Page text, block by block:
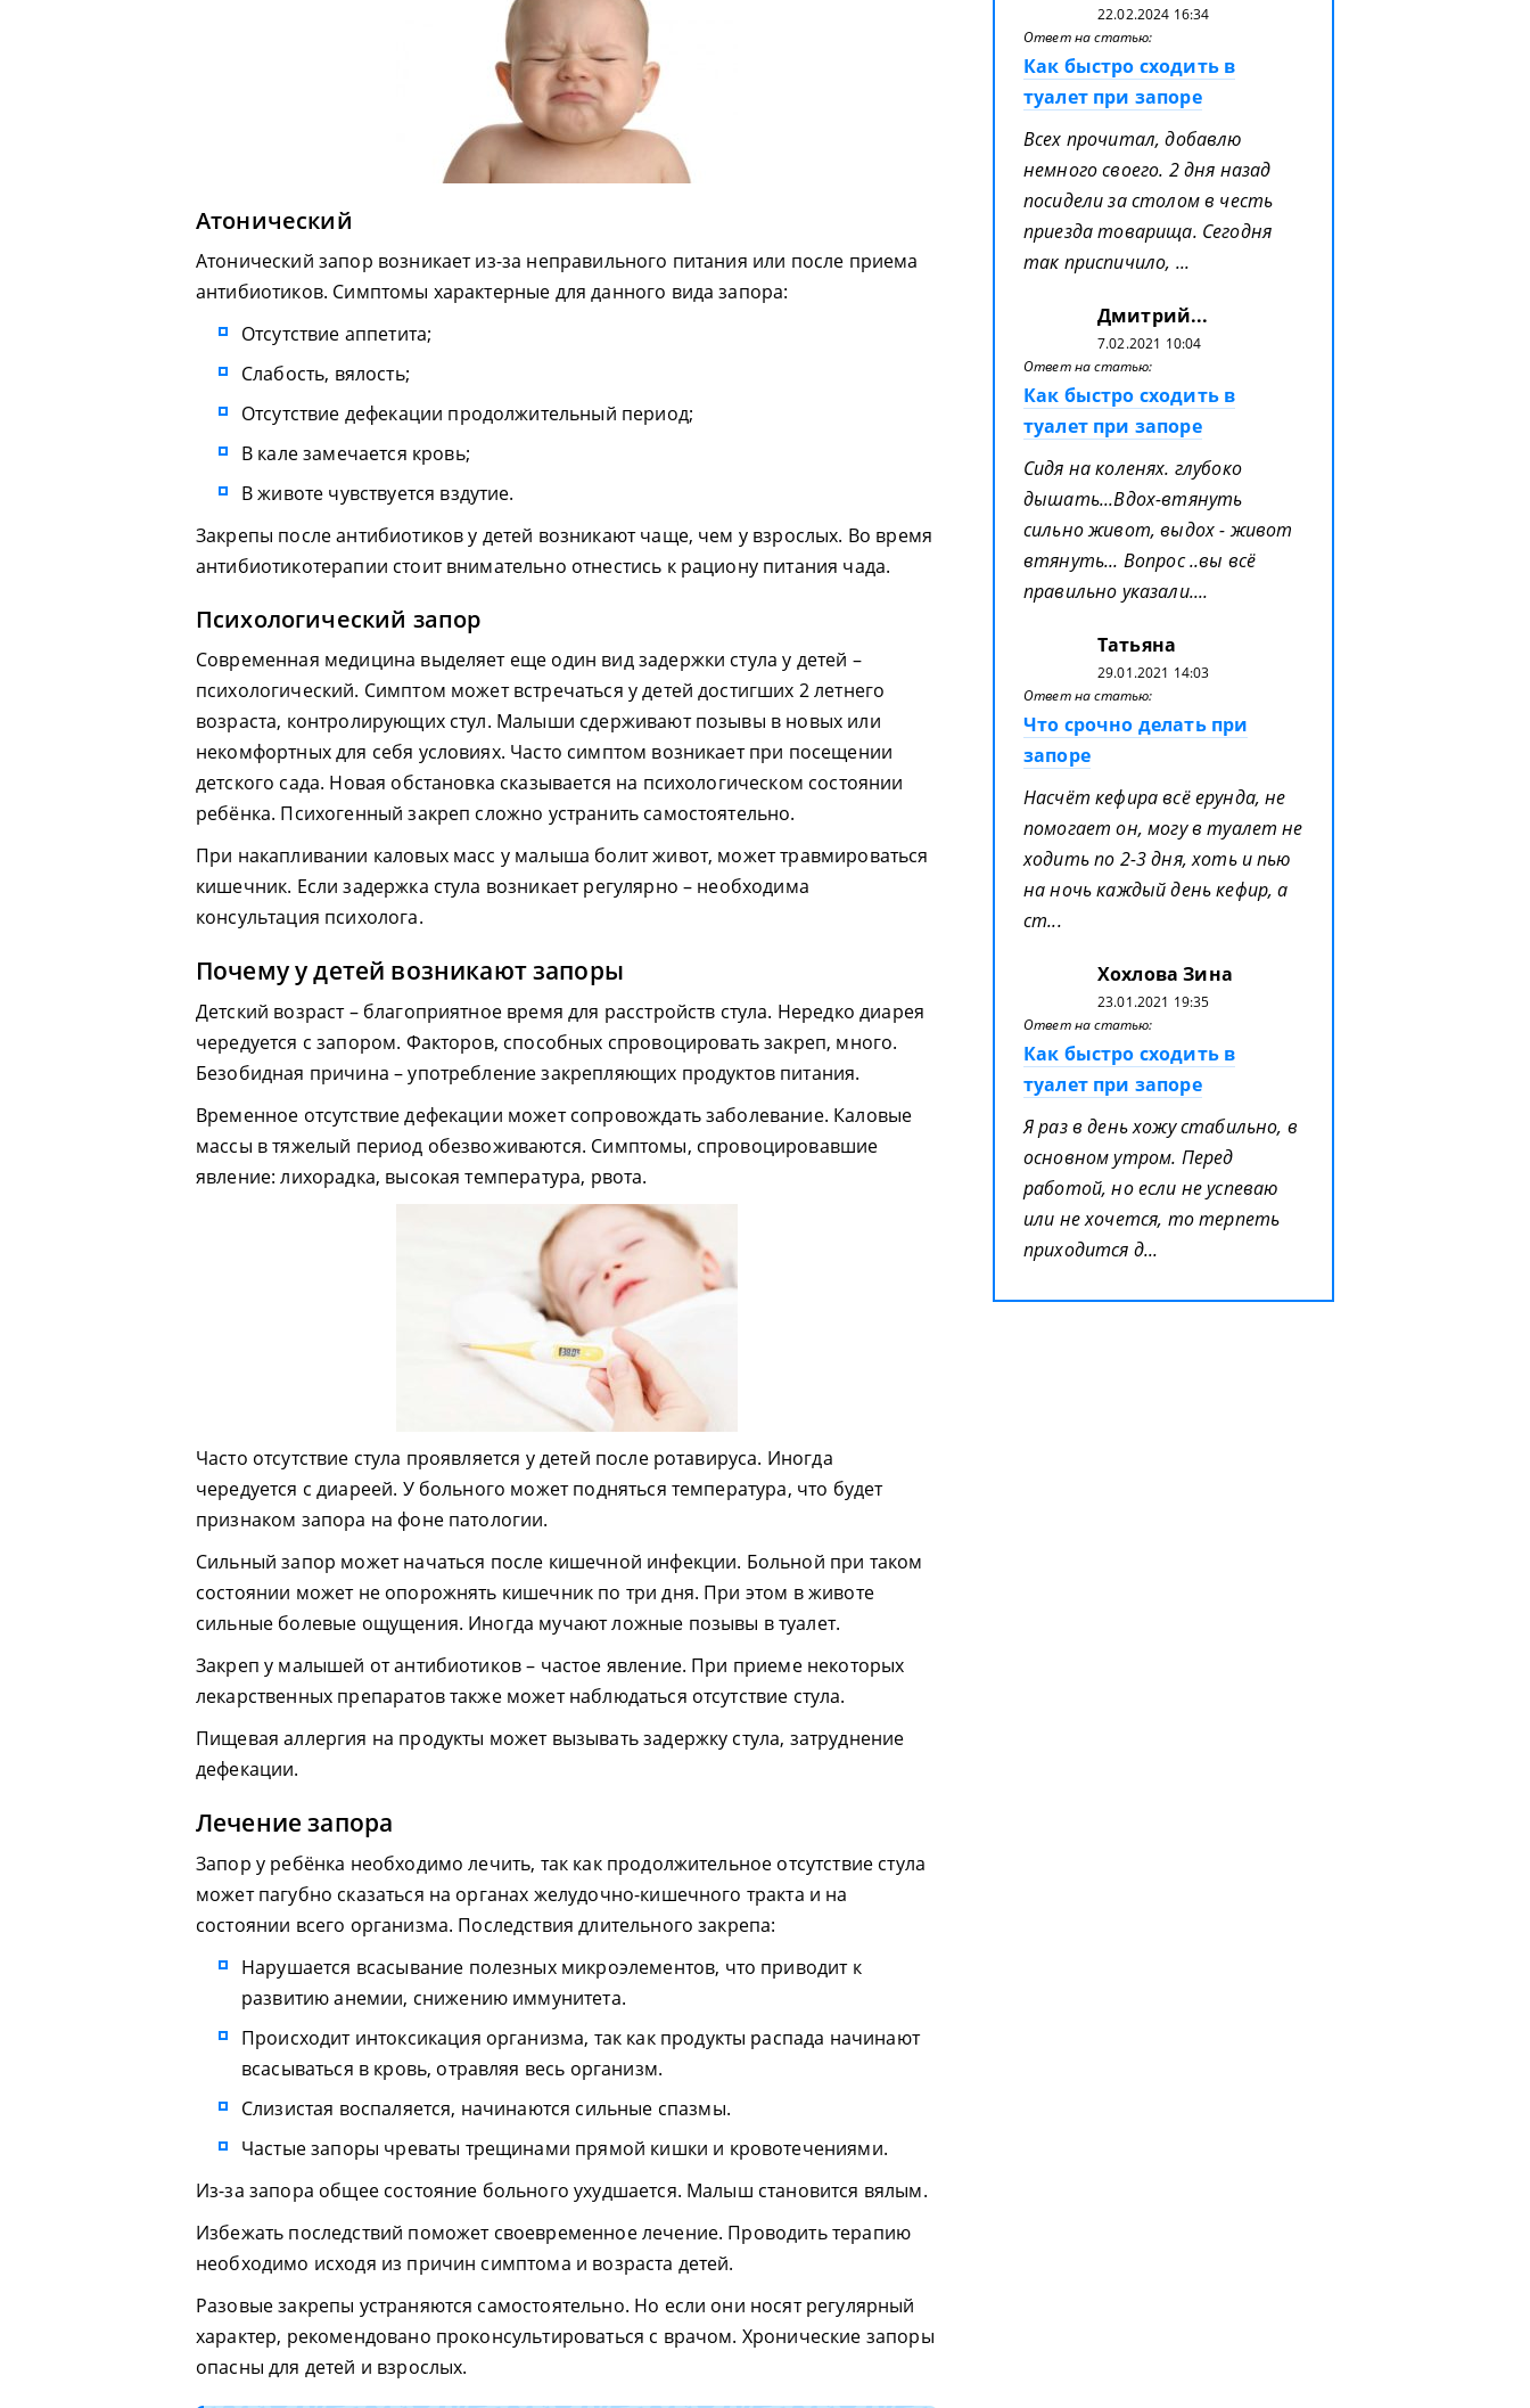
Атонический
Атонический запор возникает из-за неправильного питания или после приема
антибиотиков. Симптомы характерные для данного вида запора:
Отсутствие аппетита;
Слабость, вялость;
Отсутствие дефекации продолжительный период;
В кале замечается кровь;
В животе чувствуется вздутие.
Закрепы после антибиотиков у детей возникают чаще, чем у взрослых. Во время
антибиотикотерапии стоит внимательно отнестись к рациону питания чада.
Психологический запор
Современная медицина выделяет еще один вид задержки стула у детей –
психологический. Симптом может встречаться у детей достигших 2 летнего
возраста, контролирующих стул. Малыши сдерживают позывы в новых или
некомфортных для себя условиях. Часто симптом возникает при посещении
детского сада. Новая обстановка сказывается на психологическом состоянии
ребёнка. Психогенный закреп сложно устранить самостоятельно.
При накапливании каловых масс у малыша болит живот, может травмироваться
кишечник. Если задержка стула возникает регулярно – необходима
консультация психолога.
Почему у детей возникают запоры
Детский возраст – благоприятное время для расстройств стула. Нередко диарея
чередуется с запором. Факторов, способных спровоцировать закреп, много.
Безобидная причина – употребление закрепляющих продуктов питания.
Временное отсутствие дефекации может сопровождать заболевание. Каловые
массы в тяжелый период обезвоживаются. Симптомы, спровоцировавшие
явление: лихорадка, высокая температура, рвота.
Часто отсутствие стула проявляется у детей после ротавируса. Иногда
чередуется с диареей. У больного может подняться температура, что будет
признаком запора на фоне патологии.
Сильный запор может начаться после кишечной инфекции. Больной при таком
состоянии может не опорожнять кишечник по три дня. При этом в животе
сильные болевые ощущения. Иногда мучают ложные позывы в туалет.
Закреп у малышей от антибиотиков – частое явление. При приеме некоторых
лекарственных препаратов также может наблюдаться отсутствие стула.
Пищевая аллергия на продукты может вызывать задержку стула, затруднение
дефекации.
Лечение запора
Запор у ребёнка необходимо лечить, так как продолжительное отсутствие стула
может пагубно сказаться на органах желудочно-кишечного тракта и на
состоянии всего организма. Последствия длительного закрепа:
Нарушается всасывание полезных микроэлементов, что приводит к
развитию анемии, снижению иммунитета.
Происходит интоксикация организма, так как продукты распада начинают
всасываться в кровь, отравляя весь организм.
Слизистая воспаляется, начинаются сильные спазмы.
Частые запоры чреваты трещинами прямой кишки и кровотечениями.
Из-за запора общее состояние больного ухудшается. Малыш становится вялым.
Избежать последствий поможет своевременное лечение. Проводить терапию
необходимо исходя из причин симптома и возраста детей.
Разовые закрепы устраняются самостоятельно. Но если они носят регулярный
характер, рекомендовано проконсультироваться с врачом. Хронические запоры
опасны для детей и взрослых.
22.02.2024 16:34
Ответ на статью:
Как быстро сходить в
туалет при запоре
Всех прочитал, добавлю
немного своего. 2 дня назад
посидели за столом в честь
приезда товарища. Сегодня
так приспичило, ...
Дмитрий...
7.02.2021 10:04
Ответ на статью:
Как быстро сходить в
туалет при запоре
Сидя на коленях. глубоко
дышать...Вдох-втянуть
сильно живот, выдох - живот
втянуть... Вопрос ..вы всё
правильно указали....
Татьяна
29.01.2021 14:03
Ответ на статью:
Что срочно делать при
запоре
Насчёт кефира всё ерунда, не
помогает он, могу в туалет не
ходить по 2-3 дня, хоть и пью
на ночь каждый день кефир, а
ст...
Хохлова Зина
23.01.2021 19:35
Ответ на статью:
Как быстро сходить в
туалет при запоре
Я раз в день хожу стабильно, в
основном утром. Перед
работой, но если не успеваю
или не хочется, то терпеть
приходится д...